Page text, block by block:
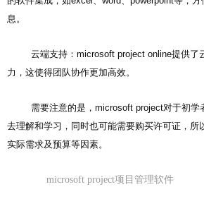
息。
云端支持：microsoft project online提供了
力，这使得团队协作更加高效。
需要注意的是，microsoft project对于初学
去理解和学习，同时也可能需要购买许可证，所
实际需求及预算等因素。
microsoft project项目管理软件